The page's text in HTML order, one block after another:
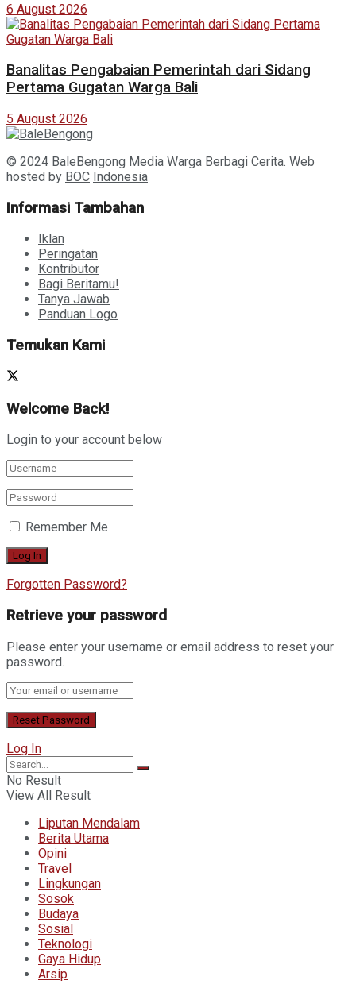
6 August 2026
Banalitas Pengabaian Pemerintah dari Sidang
Pertama Gugatan Warga Bali
5 August 2026
© 2024 BaleBengong Media Warga Berbagi Cerita. Web
hosted by BOC Indonesia
Informasi Tambahan
Iklan
Peringatan
Kontributor
Bagi Beritamu!
Tanya Jawab
Panduan Logo
Temukan Kami
Welcome Back!
Login to your account below
Remember Me
Forgotten Password?
Retrieve your password
Please enter your username or email address to reset your
password.
Log In
No Result
View All Result
Liputan Mendalam
Berita Utama
Opini
Travel
Lingkungan
Sosok
Budaya
Sosial
Teknologi
Gaya Hidup
Arsip